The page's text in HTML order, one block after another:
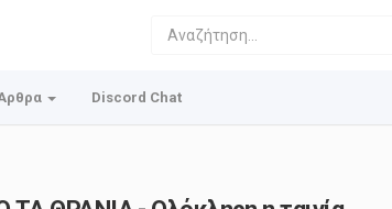
Discord Chat